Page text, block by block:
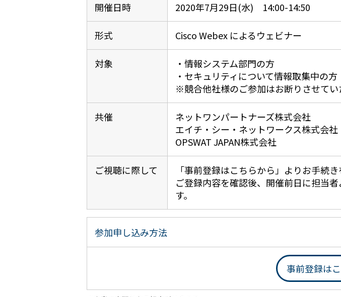
開催日時 2020年7月29日(水) 14:00-14:50
形式 Cisco Webex によるウェビナー
対象
・情報システム部門の方
・セキュリティについて情報取集中の方
※競合他社様のご参加はお断りさせてい
共催
ネットワンパートナーズ株式会社
エイチ・シー・ネットワークス株式会社
OPSWAT JAPAN株式会社
ご視聴に際して
「事前登録はこちらから」よりお手続き
ご登録内容を確認後、開催前日に担当
す。
参加申し込み方法
事前登録は